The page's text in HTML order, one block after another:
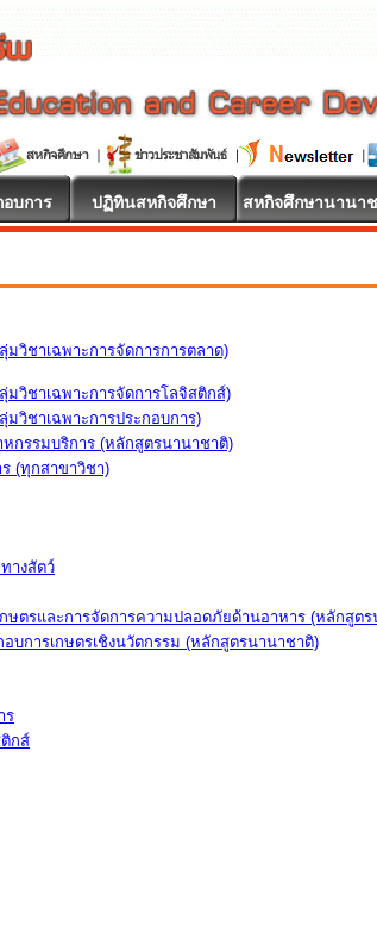
บการ ปฏิทินสหกิจศึกษา สหกิจศึกษานานา
วิชาเฉพาะการจัดการการตลาด)
มวิชาเฉพาะการจัดการโลจิสติกส์)
วิชาเฉพาะการประกอบการ)
กรรมบริการ (หลักสูตรนานาชาติ)
(ทุกสาขาวิชา)
างสัตว์
ษตรและการจัดการความปลอดภัยด้านอาหาร (หลักสูต
การเกษตรเชิงนวัตกรรม (หลักสูตรนานาชาติ)
ร
กส์